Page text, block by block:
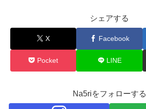
シェアする
X Facebook
Pocket LINE
Na5riをフォローする